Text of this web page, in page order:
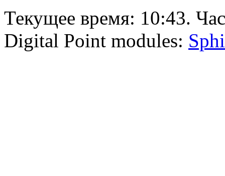
Текущее время: 10:43.
Digital Point modules: